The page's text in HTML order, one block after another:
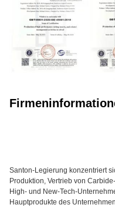
Santon-Legierung konzentriert
Produktion, Vertrieb von
High- und New-Tech-
Hauptprodukte des